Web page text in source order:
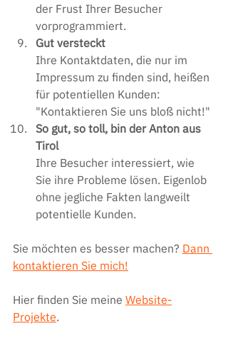
der Frust Ihrer Besucher
vorprogrammiert.
Gut versteckt
Ihre Kontaktdaten, die nur im
Impressum zu finden sind, heißen
für potentiellen Kunden:
"Kontaktieren Sie uns bloß nicht!"
So gut, so toll, bin der Anton aus
Tirol
Ihre Besucher interessiert, wie
Sie ihre Probleme lösen. Eigenlob
ohne jegliche Fakten langweilt
potentielle Kunden.
Sie möchten es besser machen? Dann
kontaktieren Sie mich!
Hier finden Sie meine Website-
Projekte.